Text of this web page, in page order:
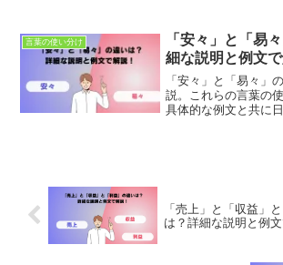
ったりのリフレッシ
くれます。しかし、
言葉の使い分け
「安々」と「易
細な説明と例文で
「安々」と「易々」
説。これらの言葉の
具体的な例文と共に
「売上」と「収益」
は？詳細な説明と例文